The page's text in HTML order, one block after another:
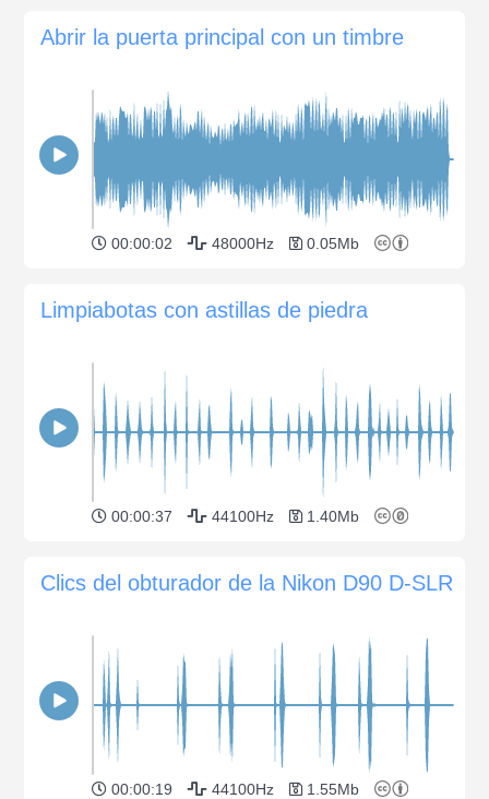
Abrir la puerta principal con un timbre
00:00:02 48000Hz 0.05Mb
Limpiabotas con astillas de piedra
00:00:37 44100Hz 1.40Mb
Clics del obturador de la Nikon D90 D-SLR
00:00:19 44100Hz 1.55Mb